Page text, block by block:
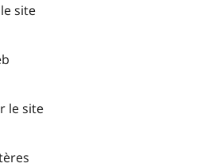
site
le site